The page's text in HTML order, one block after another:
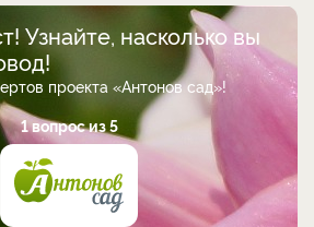
Узнайте, насколько вы
проекта «Антонов сад»!
1 вопрос из 5